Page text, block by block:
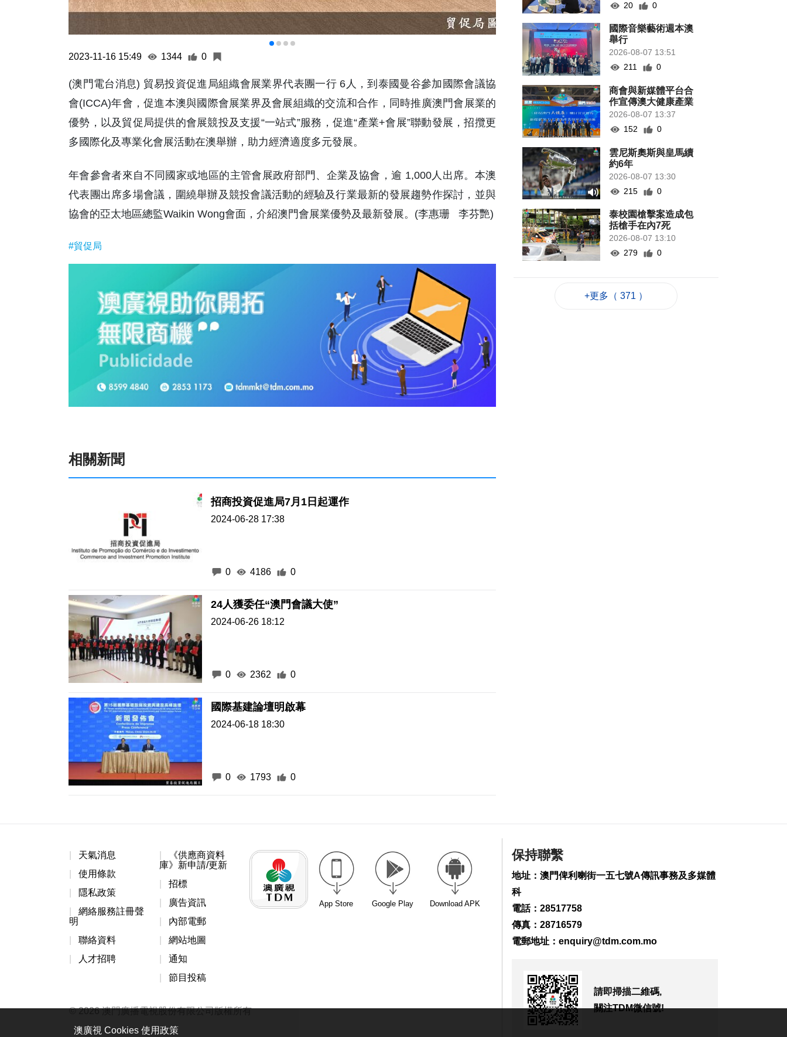
2023-11-16 15:49 1344 0
(澳門電台消息) 貿易投資促進局組織會展業界代表團一行 6人，到泰國曼谷參加國際會議協
會(ICCA)年會，促進本澳與國際會展業界及會展組織的交流和合作，同時推廣澳門會展業的
優勢，以及貿促局提供的會展競投及支援“一站式”服務，促進“產業+會展”聯動發展，招攬更
多國際化及專業化會展活動在澳舉辦，助力經濟適度多元發展。
年會參會者來自不同國家或地區的主管會展政府部門、企業及協會，逾 1,000人出席。本澳
代表團出席多場會議，圍繞舉辦及競投會議活動的經驗及行業最新的發展趨勢作探討，並與
協會的亞太地區總監Waikin Wong會面，介紹澳門會展業優勢及最新發展。(李惠珊 李芬艷)
#貿促局
相關新聞
招商投資促進局7月1日起運作
2024-06-28 17:38
0 4186 0
24人獲委任“澳門會議大使”
2024-06-26 18:12
0 2362 0
國際基建論壇明啟幕
2024-06-18 18:30
0 1793 0
20
0
國際音樂藝術週本澳
舉行
2026-08-07 13:51
211
0
商會與新媒體平台合
作宣傳澳大健康產業
2026-08-07 13:37
152
0
雲尼斯奧斯與皇馬續
約6年
2026-08-07 13:30
215
0
泰校園槍擊案造成包
括槍手在內7死
2026-08-07 13:10
279
0
“旅遊+金融”
萊參與亞太反洗錢組
織會議
子逾期逗留
美對多晶矽及衍生產
品加稅設最低進口價
+更多（ 371 ）
天氣消息
使用條款
隱私政策
網絡服務註冊聲
明
聯絡資料
人才招聘
《供應商資料
庫》新申請/更新
招標
廣告資訊
內部電郵
網站地圖
通知
節目投稿
App Store Google Play Download APK
© 2026 澳門廣播電視股份有限公司版權所有
保持聯繫
地址：澳門俾利喇街一五七號A傳訊事務及多媒體
科
電話：28517758
傳真：28716579
電郵地址： enquiry@tdm.com.mo
請即掃描二維碼,
關注TDM微信號!
澳廣視 Cookies 使用政策